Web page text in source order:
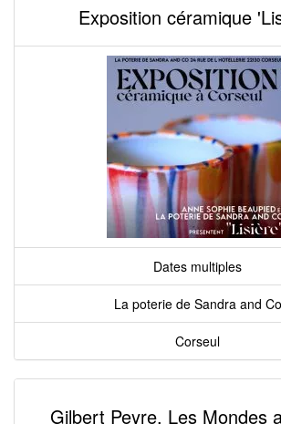
Exposition céramique
Dates multiples
La poterie de Sandra and Co
Corseul
Gilbert Peyre. Les Mondes